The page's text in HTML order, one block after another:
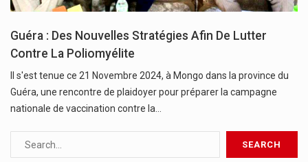
Guéra : Des Nouvelles Stratégies Afin De Lutter
Contre La Poliomyélite
Il s'est tenue ce 21 Novembre 2024, à Mongo dans la province du
Guéra, une rencontre de plaidoyer pour préparer la campagne
nationale de vaccination contre la…